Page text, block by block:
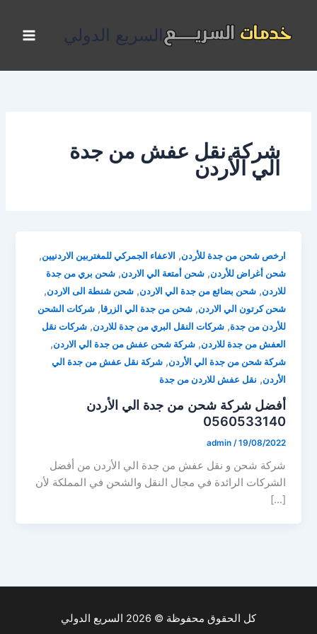
المحتوى
السريع الدولي
شركة نقل عفش من جدة
الي الأردن
ارخص شحن من جدة للأردن, الاعفاء الجمركي للمغتربين الاردنيين,
شحن أغراض للأردن,شحن أمتعة الي الاردن,شحن بري من جدة
للاردن,شحن بضائع من جدة الي الاردن,شحن شنطة الى الاردن,
شحن كرتون الي الاردن,شحن من جدة الي الزرقا,شركات الشحن
للأردن من جدة,شركات النقل البري من جدة للاردن,شركات نقل
العفش من جدة للاردن,شركة شحن عفش من جدة الي الاردن,
شركة شحن من جدة الي الأردن,شركة نقل عفش من جدة الي
الأردن, نقل عفش للاردن من جدة
أفضل شركة شحن من جدة الي الأردن
0560533140
admin /19/08/2022
شركة شحن و نقل عفش من جدة الي الأردن من أفضل
الشركات الرائدة في مجال النقل والشحن في المملكة لأن
[…]
كل الحقوق محفوظة © 2026 السريع الدولي